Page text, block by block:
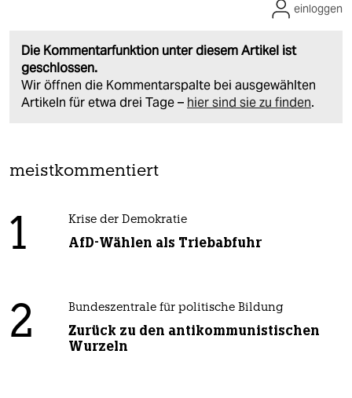
Die Kommentarfunktion unter diesem Artikel ist
geschlossen.
Wir öffnen die Kommentarspalte bei ausgewählten
Artikeln für etwa drei Tage – hier sind sie zu finden.
einloggen
meistkommentiert
1 Krise der Demokratie
AfD-Wählen als Triebabfuhr
2 Bundeszentrale für politische Bildung
Zurück zu den antikommunistischen
Wurzeln